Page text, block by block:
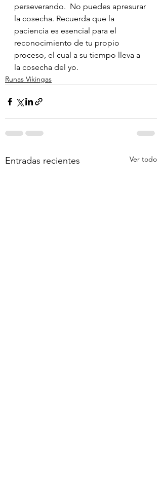
perseverando.  No puedes apresurar
la cosecha. Recuerda que la
paciencia es esencial para el
reconocimiento de tu propio
proceso, el cual a su tiempo lleva a
la cosecha del yo.
Runas Vikingas
Entradas recientes Ver todo